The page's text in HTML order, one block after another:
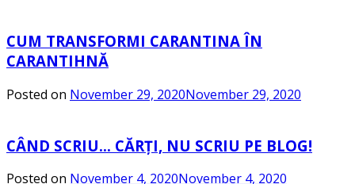
CUM TRANSFORMI CARANTINA ÎN
CARANTIHNĂ
Posted on November 29, 2020November 29, 2020
CÂND SCRIU… CĂRȚI, NU SCRIU PE BLOG!
Posted on November 4, 2020November 4, 2020